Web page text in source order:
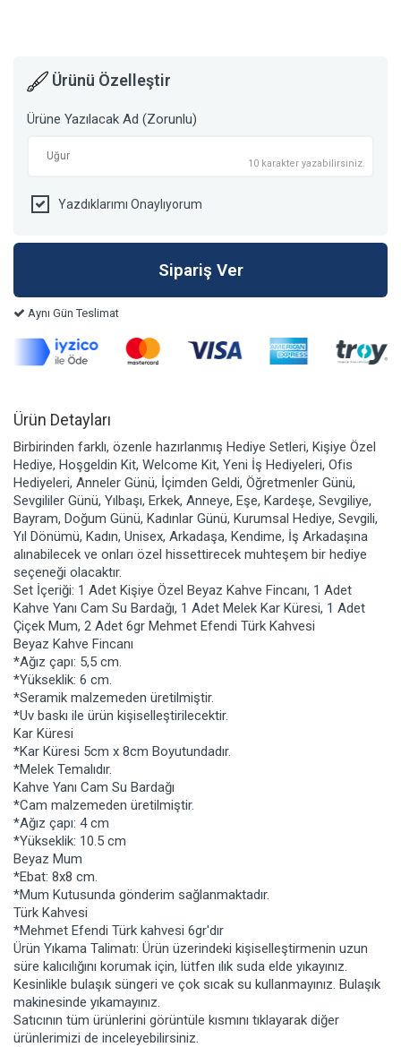
Ürünü Özelleştir
Ürüne Yazılacak Ad (Zorunlu)
10 karakter yazabilirsiniz.
Yazdıklarımı Onaylıyorum
Aynı Gün Teslimat
Ürün Detayları
Birbirinden farklı, özenle hazırlanmış Hediye Setleri, Kişiye Özel
Hediye, Hoşgeldin Kit, Welcome Kit, Yeni İş Hediyeleri, Ofis
Hediyeleri, Anneler Günü, İçimden Geldi, Öğretmenler Günü,
Sevgililer Günü, Yılbaşı, Erkek, Anneye, Eşe, Kardeşe, Sevgiliye,
Bayram, Doğum Günü, Kadınlar Günü, Kurumsal Hediye, Sevgili,
Yıl Dönümü, Kadın, Unisex, Arkadaşa, Kendime, İş Arkadaşına
alınabilecek ve onları özel hissettirecek muhteşem bir hediye
seçeneği olacaktır.
Set İçeriği: 1 Adet Kişiye Özel Beyaz Kahve Fincanı, 1 Adet
Kahve Yanı Cam Su Bardağı, 1 Adet Melek Kar Küresi, 1 Adet
Çiçek Mum, 2 Adet 6gr Mehmet Efendi Türk Kahvesi
Beyaz Kahve Fincanı
*Ağız çapı: 5,5 cm.
*Yükseklik: 6 cm.
*Seramik malzemeden üretilmiştir.
*Uv baskı ile ürün kişiselleştirilecektir.
Kar Küresi
*Kar Küresi 5cm x 8cm Boyutundadır.
*Melek Temalıdır.
Kahve Yanı Cam Su Bardağı
*Cam malzemeden üretilmiştir.
*Ağız çapı: 4 cm
*Yükseklik: 10.5 cm
Beyaz Mum
*Ebat: 8x8 cm.
*Mum Kutusunda gönderim sağlanmaktadır.
Türk Kahvesi
*Mehmet Efendi Türk kahvesi 6gr'dır
Ürün Yıkama Talimatı: Ürün üzerindeki kişiselleştirmenin uzun
süre kalıcılığını korumak için, lütfen ılık suda elde yıkayınız.
Kesinlikle bulaşık süngeri ve çok sıcak su kullanmayınız. Bulaşık
makinesinde yıkamayınız.
Satıcının tüm ürünlerini görüntüle kısmını tıklayarak diğer
ürünlerimizi de inceleyebilirsiniz.